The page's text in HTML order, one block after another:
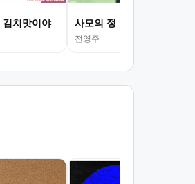
김치맛이야 사모의 정
전영주